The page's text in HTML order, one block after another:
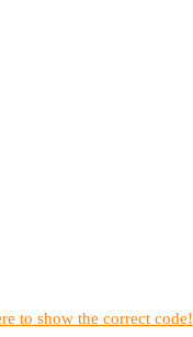
to show the correct code!